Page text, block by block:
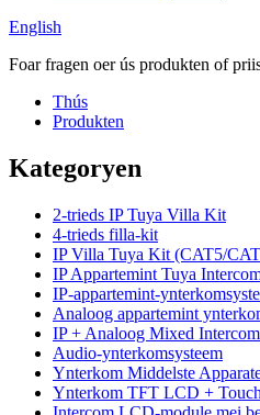
English
Foar fragen oer ús produkten of
Thús
Produkten
Kategoryen
2-trieds IP Tuya Villa Kit
4-trieds filla-kit
IP Villa Tuya Kit (CAT5/
IP Appartemint Tuya
IP-appartemint-
Analoog appartemint
IP + Analoog Mixed
Audio-ynterkomsysteem
Ynterkom Middelste
Ynterkom TFT LCD +